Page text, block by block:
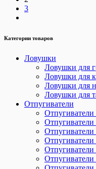
3
Категории товаров
Ловушки
Ловушки для
Ловушки для
Ловушки для
Ловушки для
Отпугиватели
Отпугиватели
Отпугиватели
Отпугиватели
Отпугиватели
Отпугиватели